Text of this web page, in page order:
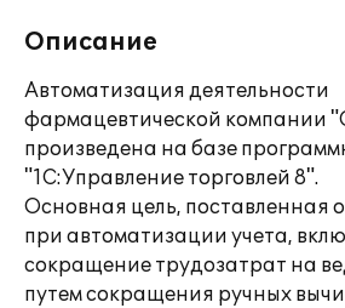
Описание
Автоматизация деятельности
фармацевтической компании
произведена на базе
"1С:Управление торговлей 8".
Основная цель, поставленная
при автоматизации учета,
сокращение трудозатрат на
путем сокращения ручных